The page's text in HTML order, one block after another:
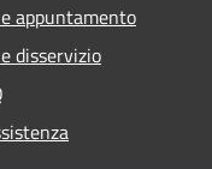
appuntamento
disservizio